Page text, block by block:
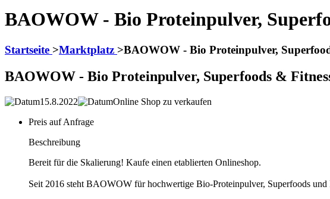
BAOWOW - Bio Proteinpulver,
Startseite >Marktplatz >BAOWOW - Bio Proteinpulver,
BAOWOW - Bio Proteinpulver, Superfoods &
15.8.2022
Online Shop zu verkaufen
Preis auf Anfrage
Beschreibung
Bereit für die Skalierung! Kaufe einen etablierten Onlineshop.
Seit 2016 steht BAOWOW für hochwertige Bio-Proteinpulver, Superfoods